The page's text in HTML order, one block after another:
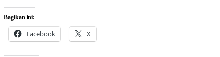
Bagikan ini:
Facebook X